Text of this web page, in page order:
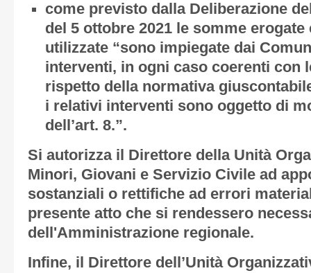
come previsto dalla Deliberazione
del 5 ottobre 2021 le somme
utilizzate “sono impiegate dai
interventi, in ogni caso coerenti con
rispetto della normativa
i relativi interventi sono oggetto di
dell’art. 8.”.
Si autorizza il Direttore della Unità
Minori, Giovani e Servizio Civile ad
sostanziali o rettifiche ad errori
presente atto che si rendessero
dell'Amministrazione regionale.
Infine, il Direttore dell’Unità